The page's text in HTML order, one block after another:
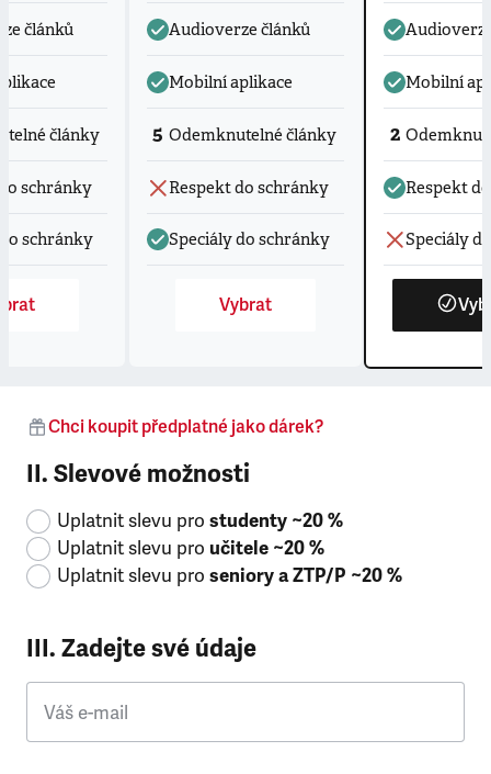
článků
články
schránky
schránky
Audioverze článků
Mobilní aplikace
5 Odemknutelné články
Respekt do schránky
Speciály do schránky
Vybrat
Mobilní
2
Respekt
Speciály
Chci koupit předplatné jako dárek?
II. Slevové možnosti
Uplatnit slevu pro studenty ~20 %
Uplatnit slevu pro učitele ~20 %
Uplatnit slevu pro seniory a ZTP/P ~20 %
III. Zadejte své údaje
Váš e-mail